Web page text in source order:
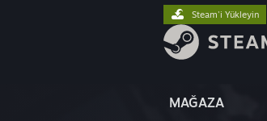
MAĞAZA
Steam'i Yükleyin